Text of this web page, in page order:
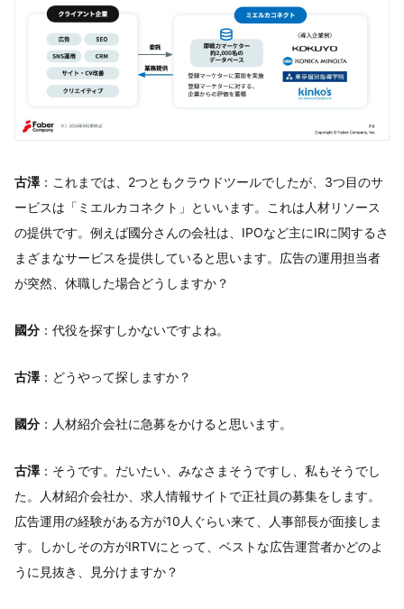
古澤：これまでは、2つともクラウドツールでしたが、3つ目のサ
ービスは「ミエルカコネクト」といいます。これは人材リソース
の提供です。例えば國分さんの会社は、IPOなど主にIRに関するさ
まざまなサービスを提供していると思います。広告の運用担当者
が突然、休職した場合どうしますか？
國分 ：代役を探すしかないですよね。
古澤：どうやって探しますか？
國分 ：人材紹介会社に急募をかけると思います。
古澤：そうです。だいたい、みなさまそうですし、私もそうでし
た。人材紹介会社か、求人情報サイトで正社員の募集をします。
広告運用の経験がある方が10人ぐらい来て、人事部長が面接しま
す。しかしその方がIRTVにとって、ベストな広告運営者かどのよ
うに見抜き、見分けますか？